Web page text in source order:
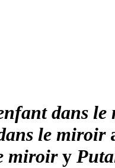
dans
le miroir
miroiry